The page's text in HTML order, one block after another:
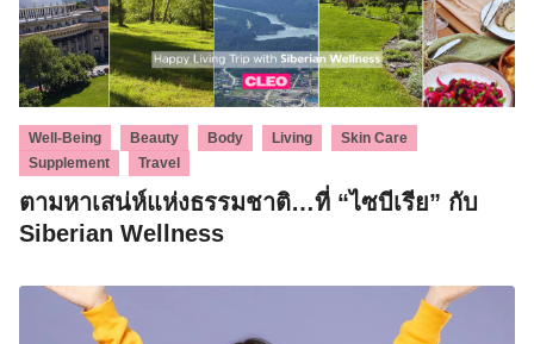
Well-Being Beauty Body Living Skin Care
Supplement Travel
ตามหาเสน่ห์แห่งธรรมชาติ…ที่ “ไซบีเรีย” กับ
Siberian Wellness